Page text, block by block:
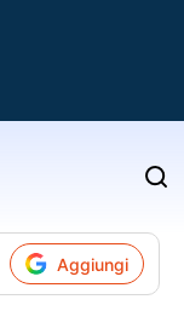
Aggiungi